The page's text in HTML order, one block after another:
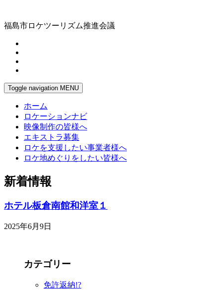
福島市ロケツーリズム推進会議
Toggle navigation MENU
ホーム
ロケーションナビ
映像制作の皆様へ
エキストラ募集
ロケを支援したい事業者様へ
ロケ地めぐりをしたい皆様へ
新着情報
ホテル板倉南館和洋室１
2025年6月9日
カテゴリー
免許返納!?